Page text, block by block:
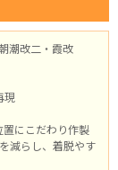
潮改二・霞改
現
にこだわり作製
減らし、着脱やす